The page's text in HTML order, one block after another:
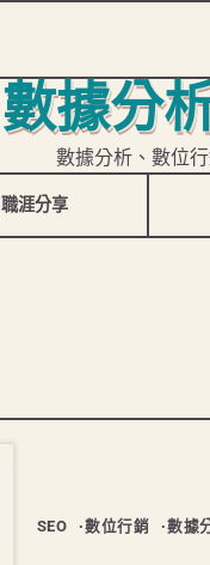
數據分
數據分析、數位
職涯分享
SEO 數位行銷 數據